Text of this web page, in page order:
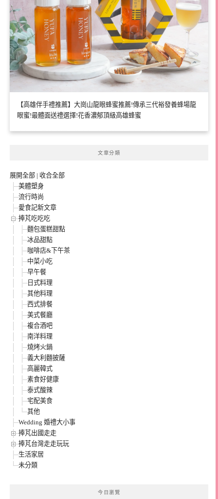
【高雄伴手禮推薦】大崗山龍眼蜂蜜推薦!傳承三代裕發養蜂場龍
眼蜜!最體面送禮選擇!花香濃郁頂級高雄蜂蜜
文章分類
展開全部 | 收合全部
美體塑身
流行時尚
愛食記新文章
捧芃吃吃吃
麵包蛋糕甜點
冰品甜點
咖啡店&下午茶
中菜小吃
早午餐
日式料理
其他料理
西式排餐
美式餐廳
複合酒吧
南洋料理
燒烤火鍋
義大利麵披薩
高麗韓式
素食好健康
泰式酸辣
宅配美食
其他
Wedding 婚禮大小事
捧芃出國走走
捧芃台灣走走玩玩
生活家居
未分類
今日瀏覽